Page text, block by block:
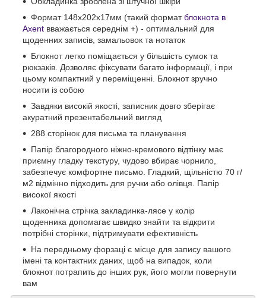
Формат 148х202х17мм (такий форматблокнота в
Axent вважається середнім +) - оптимальний для
щоденних записів, замальовок та нотаток
Блокнот легко поміщається у більшість сумок та
рюкзаків. Дозволяє фіксувати багато інформації, і при
цьому компактний у переміщенні. Блокнот зручно
носити із собою
Завдяки високій якості, записник довго зберігає
акуратний презентабельний вигляд
288 сторінок для письма та планування
Папір благородного ніжно-кремового відтінку має
приємну гладку текстуру, чудово вбирає чорнило,
забезпечує комфортне письмо. Гладкий, щільністю 70 г/
м2 відмінно підходить для ручки або олівця. Папір
високої якості
Лаконічна стрічка закладинка-лясе у колір
щоденника допомагає швидко знайти та відкрити
потрібні сторінки, підтримувати ефективність
На передньому форзаці є місце для запису вашого
імені та контактних даних, щоб на випадок, коли
блокнот потрапить до інших рук, його могли повернути
вам